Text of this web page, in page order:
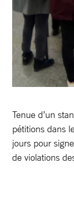
Tenue d’un
pétitions dans
jours pour
de violations